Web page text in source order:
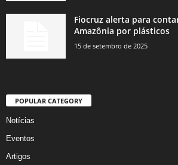
Fiocruz alerta para
Amazônia por plásticos
15 de setembro de 2025
POPULAR CATEGORY
Notícias
Eventos
Artigos